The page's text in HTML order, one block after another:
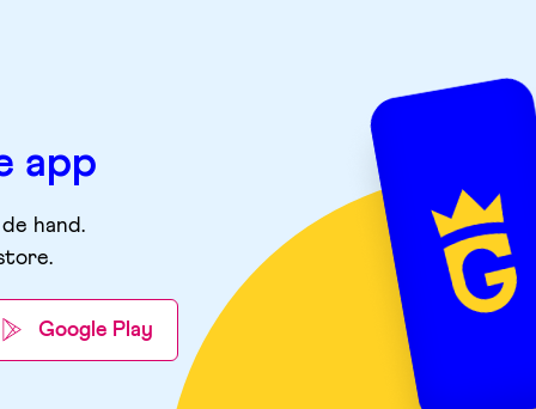
app
hand.
.
Google Play